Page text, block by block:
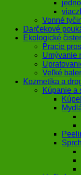
Vonné
Darčekové
Ekologické
Pracie
Umývanie
Veľké
Kozmetika a
Kúpanie a